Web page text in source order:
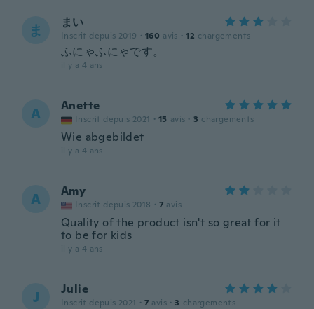
ま まい
Inscrit depuis 2019 · 160 avis · 12 chargements
ふにゃふにゃです。
il y a 4 ans
A Anette
Inscrit depuis 2021 · 15 avis · 3 chargements
Wie abgebildet
il y a 4 ans
A Amy
Inscrit depuis 2018 · 7 avis
Quality of the product isn't so great for it
to be for kids
il y a 4 ans
J Julie
Inscrit depuis 2021 · 7 avis · 3 chargements